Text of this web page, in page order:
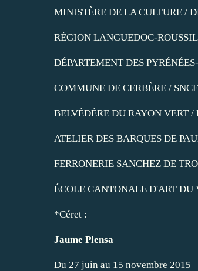
MINISTÈRE DE LA CULTURE /
RÉGION LANGUEDOC-
DÉPARTEMENT DES
COMMUNE DE CERBÈRE /
BELVÉDÈRE DU RAYON VERT /
ATELIER DES BARQUES DE
FERRONERIE SANCHEZ DE
ÉCOLE CANTONALE D'ART DU
*Céret :
Jaume Plensa
Du 27 juin au 15 novembre 2015